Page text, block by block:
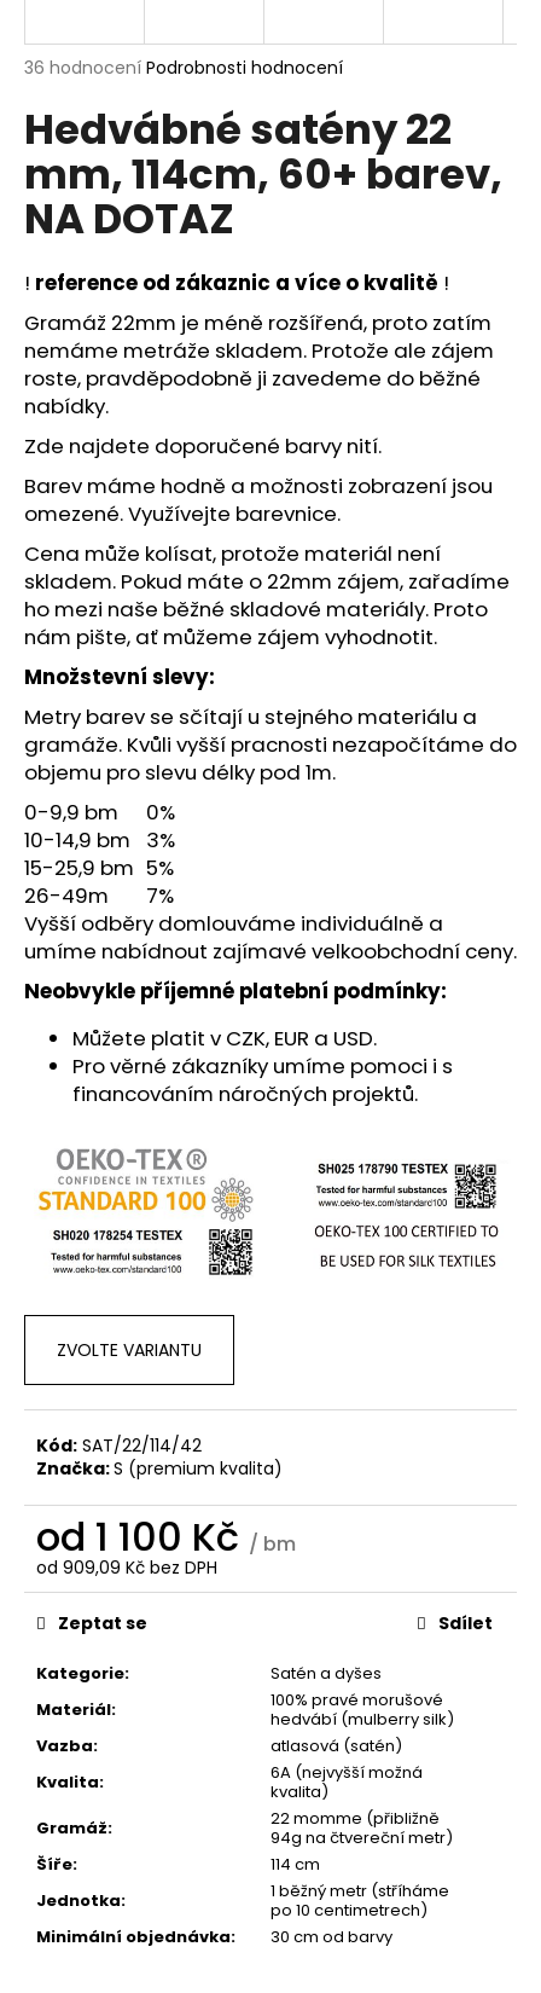
Průměrné
produktu
je
5
hvězdiček.
36 hodnocení Podrobnosti hodnocení
Hedvábné satény 22
mm, 114cm, 60+ barev,
NA DOTAZ
! reference od zákaznic a více o kvalitě !
Gramáž 22mm je méně rozšířená, proto zatím
nemáme metráže skladem. Protože ale zájem
roste, pravděpodobně ji zavedeme do běžné
nabídky.
Zde najdete doporučené barvy nití.
Barev máme hodně a možnosti zobrazení jsou
omezené.Využívejte barevnice.
Cena může kolísat, protože materiál není
skladem. Pokud máte o 22mm zájem, zařadíme
ho mezi naše běžné skladové materiály. Proto
nám pište, ať můžeme zájem vyhodnotit.
Množstevní slevy:
Metry barev se sčítají u stejného materiálu a
gramáže. Kvůli vyšší pracnosti nezapočítáme do
objemu pro slevu délky pod 1m.
0-9,9 bm
0%
10-14,9 bm
3%
15-25,9 bm 5%
26-49m
7%
Vyšší odběry domlouváme individuálně a
umíme nabídnout zajímavé velkoobchodní ceny.
Neobvykle příjemné platební podmínky:
Můžete platit v CZK, EUR a USD.
Pro věrné zákazníky umíme pomoci i s
financováním náročných projektů.
ZVOLTE VARIANTU
Kód: SAT/22/114/42
Značka:S (premium kvalita)
od 1 100 Kč / bm
od 909,09 Kč bez DPH
Měrná
cena:
Kategorie:
Satén a dyšes
Materiál:
100% pravé morušové
hedvábí (mulberry silk)
Vazba:
atlasová (satén)
Kvalita:
6A (nejvyšší možná
kvalita)
Gramáž:
22 momme (přibližně
94g na čtvereční metr)
Šíře:
114 cm
Jednotka:
1 běžný metr (stříháme
po 10 centimetrech)
Minimální objednávka: 30 cm od barvy
Zeptat se Sdílet
j
t
?
HLEDAT
D
o
p
r
u
č
u
j
e
m
e